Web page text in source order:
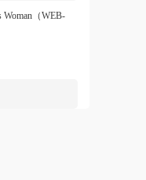
Woman（WEB-